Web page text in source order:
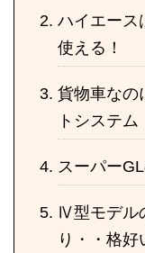
ハイエース
使える！
貨物車なの
トシステム
スーパー
Ⅳ型モデル
り・・格好